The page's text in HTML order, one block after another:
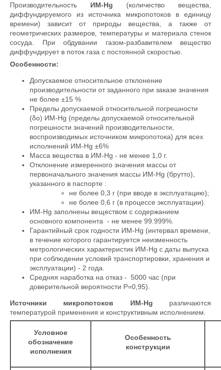
Производительность ИМ-Hg (количество вещества,
диффундируемого из источника микропотоков в единицу
времени) зависит от природы вещества, а также от
геометрических размеров, температуры и материала стенок
сосуда. При обдувании газом-разбавителем вещество
диффундирует в поток газа с постоянной скоростью.
Особенности:
Допускаемое относительное отклонение
производительности от заданного при заказе значения
не более ±15 %
Пределы допускаемой относительной погрешности
(δо) ИМ-Hg (пределы допускаемой относительной
погрешности значений производительности,
воспроизводимых источником микропотока) для всех
исполнений ИМ-Hg ±6%
Масса вещества в ИМ-Hg - не менее 1,0 г.
Отклонение измеренного значения массы от
первоначального значения массы ИМ-Hg (брутто),
указанного в паспорте :
не более 0,3 г (при вводе в эксплуатацию);
не более 0,6 г (в процессе эксплуатации).
ИМ-Hg заполнены веществом с содержанием
основного компонента - не менее 99.999%.
Гарантийный срок годности ИМ-Hg (интервал времени,
в течение которого гарантируется неизменность
метрологических характеристик ИМ-Hg с даты выпуска
при соблюдении условий транспортировки, хранения и
эксплуатации) - 2 года.
Средняя наработка на отказ - 5000 час (при
доверительной вероятности Р=0,95).
Источники микропотоков ИМ-Hg различаются
температурой применения и конструктивным исполнением.
Условное
обозначение
исполнения
Особенность
конструкции